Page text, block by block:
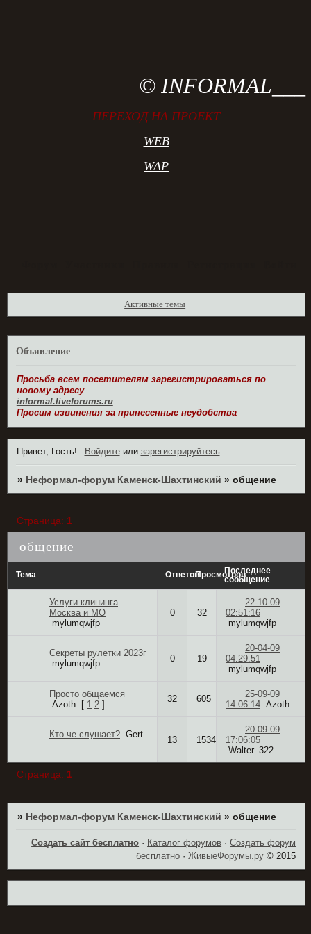
© INFORMAL___
ПЕРЕХОД НА ПРОЕКТ
WEB
WAP
Активные темы
Объявление
Просьба всем посетителям зарегистрироваться по
новому адресу
informal.liveforums.ru
Просим извинения за принесенные неудобства
Привет, Гость! Войдитеили зарегистрируйтесь.
» Неформал-форум Каменск-Шахтинский »общение
общение
Страница: 1
Тема ОтветовПросмотровПоследнее
сообщение
Услуги клининга
Москва и МО
mylumqwjfp
0 32
22-10-09
02:51:16
mylumqwjfp
Секреты рулетки 2023г
mylumqwjfp
0 19
20-04-09
04:29:51
mylumqwjfp
Просто общаемся
Azoth
[ 1 2 ]
32 605
25-09-09
14:06:14 Azoth
Кто че слушает? Gert
13 1534
20-09-09
17:06:05
Walter_322
Страница: 1
» Неформал-форум Каменск-Шахтинский »общение
Создать сайт бесплатно · Каталог форумов ·Создать форум
бесплатно ·ЖивыеФорумы.ру © 2015